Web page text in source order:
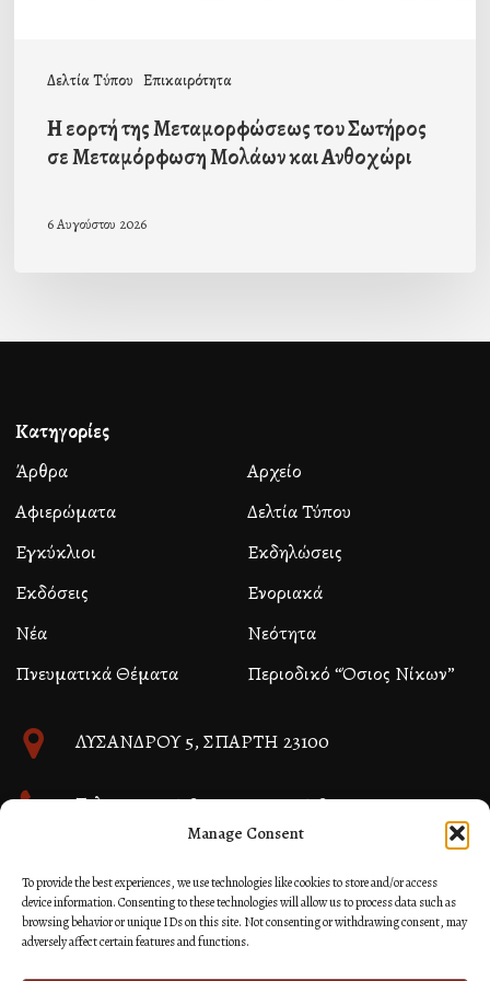
Manage Consent
To provide the best experiences, we use technologies like cookies to store and/or access
device information. Consenting to these technologies will allow us to process data such as
browsing behavior or unique IDs on this site. Not consenting or withdrawing consent, may
adversely affect certain features and functions.
Δελτία Τύπου Επικαιρότητα
Η εορτή της Μεταμορφώσεως του Σωτήρος
σε Μεταμόρφωση Μολάων και Ανθοχώρι
6 Αυγούστου 2026
Κατηγορίες
Άρθρα
Αρχείο
Αφιερώματα
Δελτία Τύπου
Εγκύκλιοι
Εκδηλώσεις
Εκδόσεις
Ενοριακά
Νέα
Νεότητα
Πνευματικά Θέματα
Περιοδικό “Όσιος Νίκων”
ΛΥΣΑΝΔΡΟΥ 5, ΣΠΑΡΤΗ 23100
Τηλ. 27310 26580 και 27310 26581